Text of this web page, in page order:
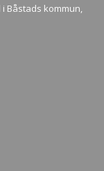
Båstads kommun,